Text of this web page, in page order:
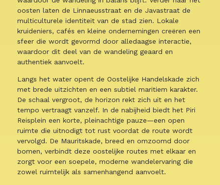
oosten laten de Linnaeusstraat en de Javastraat de
multiculturele identiteit van de stad zien. Lokale
kruideniers, cafés en kleine ondernemingen creëren een
sfeer die wordt gevormd door alledaagse interactie,
waardoor dit deel van de wandeling geaard en
authentiek aanvoelt.
Langs het water opent de Oostelijke Handelskade zich
met brede uitzichten en een subtiel maritiem karakter.
De schaal vergroot, de horizon rekt zich uit en het
tempo vertraagt vanzelf. In de nabijheid biedt het Piri
Reisplein een korte, pleinachtige pauze—een open
ruimte die uitnodigt tot rust voordat de route wordt
vervolgd. De Mauritskade, breed en omzoomd door
bomen, verbindt deze oostelijke routes met elkaar en
zorgt voor een soepele, moderne wandelervaring die
zowel ruimtelijk als samenhangend aanvoelt.